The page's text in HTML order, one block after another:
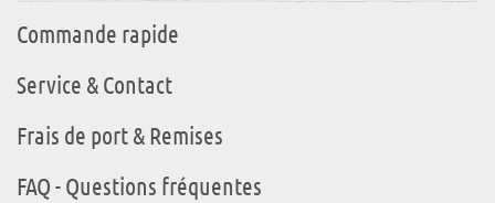
Commande rapide
Service & Contact
Frais de port & Remises
FAQ - Questions fréquentes